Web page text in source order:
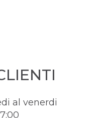
al venerdi